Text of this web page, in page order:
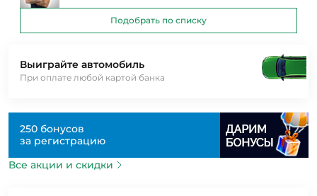
Выиграйте автомобиль
При оплате любой картой банка
250 бонусов
за регистрацию
Все акции и скидки
Подобрать по списку